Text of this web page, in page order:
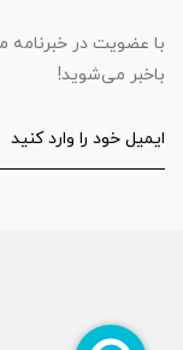
با عضویت در خبرنامه
باخبر می‌شوید!